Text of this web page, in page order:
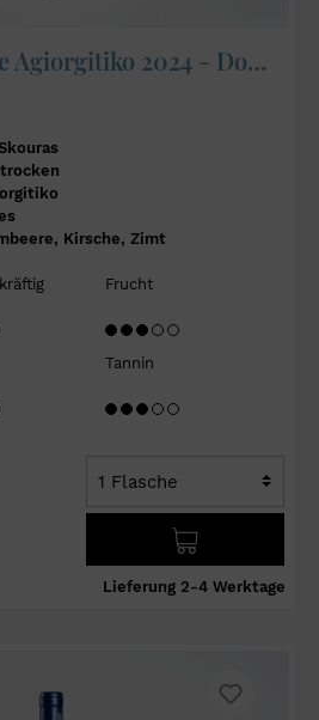
Nemea St. George Agiorgitiko 2024 - Domaine Skouras
Kirsche, Zimt
Frucht
Tannin
Lieferung 2-4 Werktage